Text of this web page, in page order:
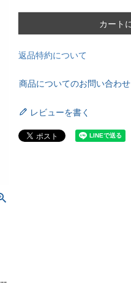
カート
返品特約について
商品についてのお問い合わせ
レビューを書く